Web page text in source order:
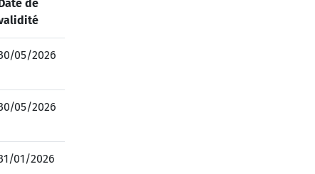
de
05/2026
05/2026
01/2026